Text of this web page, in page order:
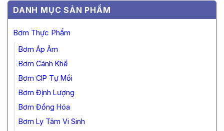
DANH MỤC SẢN PHẨM
Bơm Thực Phẩm
Bơm Áp Âm
Bơm Cánh Khế
Bơm CIP Tự Mồi
Bơm Định Lượng
Bơm Đồng Hóa
Bơm Ly Tâm Vi Sinh